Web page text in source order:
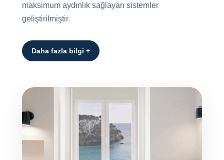
maksimum aydınlık sağlayan sistemler
geliştirilmiştir.
Daha fazla bilgi +